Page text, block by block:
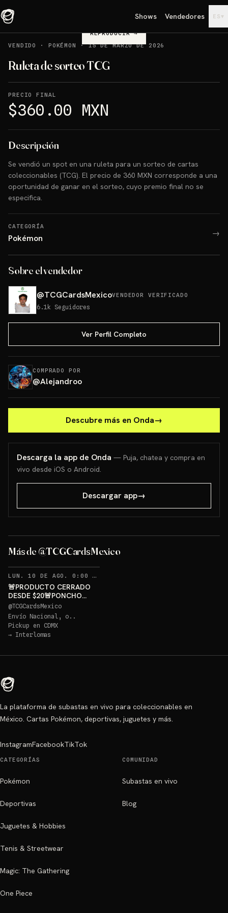
Shows Vendedores ES ▾
REPRODUCIR→
VENDIDO
· POKÉMON ·15 DE MARZO DE 2026
Ruleta de sorteo TCG
PRECIO FINAL
$360.00 MXN
Descripción
Se vendió un spot en una ruleta para un sorteo de cartas
coleccionables (TCG). El precio de 360 MXN corresponde a una
oportunidad de ganar en el sorteo, cuyo premio final no se
especifica.
CATEGORÍA
Pokémon →
Sobre el vendedor
@TCGCardsMexicoVENDEDOR VERIFICADO
6.1k Seguidores
Ver Perfil Completo
COMPRADO POR
@Alejandroo
Descubre más en Onda→
Descarga la app de Onda — Puja, chatea y compra en
vivo desde iOS o Android.
Descargar app→
Más de @TCGCardsMexico
PONCHO PIKACHU PSA 10
Sorteo: PONCHO PIKACHU PSA 10 GRATIS→
LUN. 10 DE AGO. 0:00 AM
🚨PRODUCTO CERRADO
DESDE $20🚨PONCHO
PIKACHU PSA 10 GRATIS
@TCGCardsMexico
Envío Nacional, o..
Pickup en CDMX
→ Interlomas
La plataforma de subastas en vivo para coleccionables en
México. Cartas Pokémon, deportivas, juguetes y más.
InstagramFacebookTikTok
CATEGORÍAS
Pokémon
Deportivas
Juguetes & Hobbies
Tenis & Streetwear
Magic: The Gathering
One Piece
COMUNIDAD
Subastas en vivo
Blog